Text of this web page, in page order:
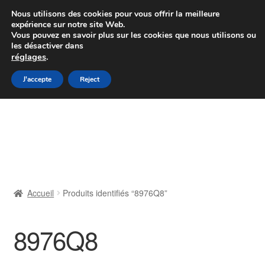
Colissimo livraison à partir de 7 EUR
Du lundi au vendredi de 9 h à 16 h
Aller
à
Aller
au
Livraison
Accueil Produits identifiés “8976Q8”
8976Q8
Nous utilisons des cookies pour vous offrir la meilleure
expérience sur notre site Web.
Vous pouvez en savoir plus sur les cookies que nous utilisons ou
les désactiver dans
réglages.
J'accepte Reject